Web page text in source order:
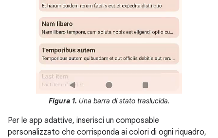
Figura 1. Una barra di stato traslucida.
Per le app adattive, inserisci un composable
personalizzato che corrisponda ai colori di ogni riquadro,